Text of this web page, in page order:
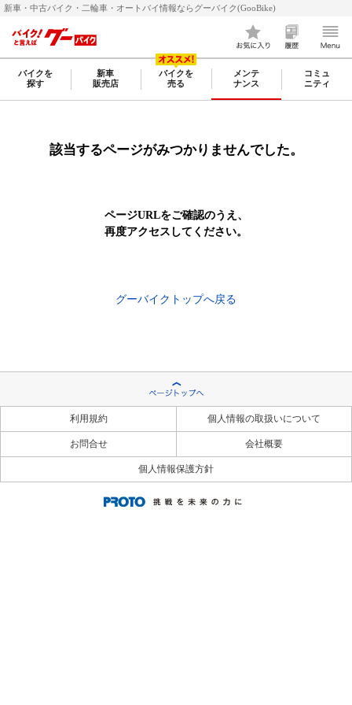
新車・中古バイク・二輪車・オートバイ情報ならグーバイク(GooBike)
バイクを
探す
新車
販売店
バイクを
売る
メンテ
ナンス
コミュ
ニティ
該当するページがみつかりませんでした。
ページURLをご確認のうえ、
再度アクセスしてください。
グーバイクトップへ戻る
利用規約 個人情報の取扱いについて
お問合せ 会社概要
個人情報保護方針